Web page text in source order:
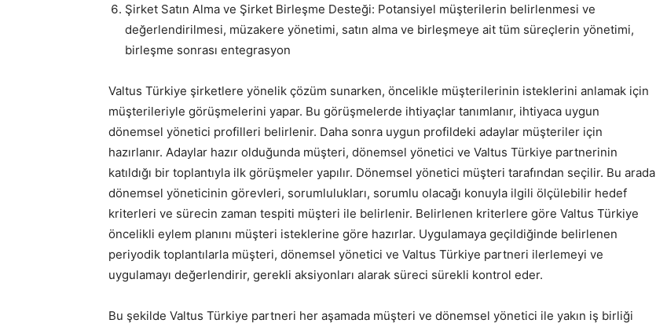
Şirket Satın Alma ve Şirket Birleşme Desteği: Potansiyel müşterilerin belirlenmesi ve
değerlendirilmesi, müzakere yönetimi, satın alma ve birleşmeye ait tüm süreçlerin yönetimi,
birleşme sonrası entegrasyon
Valtus Türkiye şirketlere yönelik çözüm sunarken, öncelikle müşterilerinin isteklerini anlamak için
müşterileriyle görüşmelerini yapar. Bu görüşmelerde ihtiyaçlar tanımlanır, ihtiyaca uygun
dönemsel yönetici profilleri belirlenir. Daha sonra uygun profildeki adaylar müşteriler için
hazırlanır. Adaylar hazır olduğunda müşteri, dönemsel yönetici ve Valtus Türkiye partnerinin
katıldığı bir toplantıyla ilk görüşmeler yapılır. Dönemsel yönetici müşteri tarafından seçilir. Bu arada
dönemsel yöneticinin görevleri, sorumlulukları, sorumlu olacağı konuyla ilgili ölçülebilir hedef
kriterleri ve sürecin zaman tespiti müşteri ile belirlenir. Belirlenen kriterlere göre Valtus Türkiye
öncelikli eylem planını müşteri isteklerine göre hazırlar. Uygulamaya geçildiğinde belirlenen
periyodik toplantılarla müşteri, dönemsel yönetici ve Valtus Türkiye partneri ilerlemeyi ve
uygulamayı değerlendirir, gerekli aksiyonları alarak süreci sürekli kontrol eder.
Bu şekilde Valtus Türkiye partneri her aşamada müşteri ve dönemsel yönetici ile yakın iş birliği